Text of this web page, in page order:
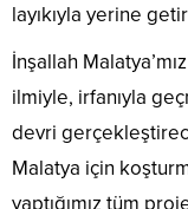
layıkıyla yerine
İnşallah
ilmiyle, irfanıyla
devri
Malatya için
yaptığımız tüm